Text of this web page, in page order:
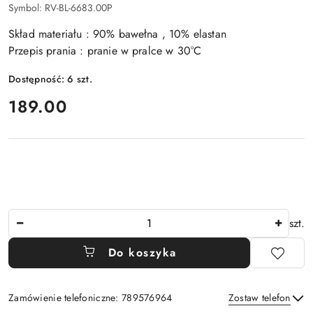
Symbol: RV-BL-6683.00P
Skład materiału : 90% bawełna , 10% elastan
Przepis prania : pranie w pralce w 30°C
Dostępność:6 szt.
cena:
189.00
szt.
Do koszyka
Zamówienie telefoniczne: 789576964 Zostaw telefon